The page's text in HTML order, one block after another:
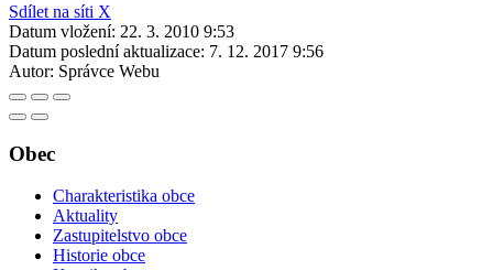
Sdílet na síti X
Datum vložení: 22. 3. 2010 9:53
Datum poslední aktualizace: 7. 12. 2017 9:56
Autor: Správce Webu
Obec
Charakteristika obce
Aktuality
Zastupitelstvo obce
Historie obce